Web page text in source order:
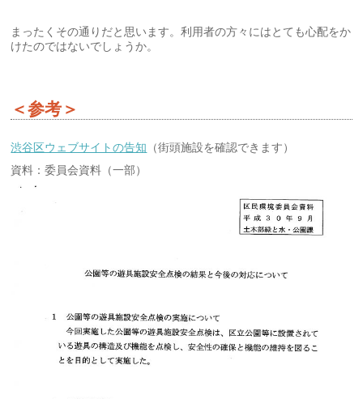
まったくその通りだと思います。利用者の方々にはとても心配をか
けたのではないでしょうか。
＜参考＞
渋谷区ウェブサイトの告知 （街頭施設を確認できます）
資料：委員会資料（一部）